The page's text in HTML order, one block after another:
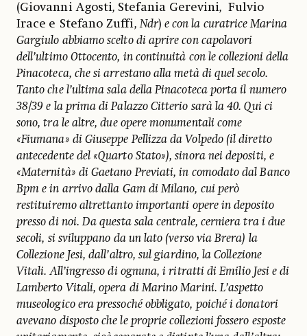
(Giovanni Agosti, Stefania Gerevini, Fulvio
Irace e Stefano Zuffi, Ndr) e con la curatrice Marina
Gargiulo abbiamo scelto di aprire con capolavori
dell’ultimo Ottocento, in continuità con le collezioni della
Pinacoteca, che si arrestano alla metà di quel secolo.
Tanto che l’ultima sala della Pinacoteca porta il numero
38/39 e la prima di Palazzo Citterio sarà la 40. Qui ci
sono, tra le altre, due opere monumentali come
«Fiumana» di Giuseppe Pellizza da Volpedo (il diretto
antecedente del «Quarto Stato»), sinora nei depositi, e
«Maternità» di Gaetano Previati, in comodato dal Banco
Bpm e in arrivo dalla Gam di Milano, cui però
restituiremo altrettanto importanti opere in deposito
presso di noi. Da questa sala centrale, cerniera tra i due
secoli, si sviluppano da un lato (verso via Brera) la
Collezione Jesi, dall’altro, sul giardino, la Collezione
Vitali. All’ingresso di ognuna, i ritratti di Emilio Jesi e di
Lamberto Vitali, opera di Marino Marini. L’aspetto
museologico era pressoché obbligato, poiché i donatori
avevano disposto che le proprie collezioni fossero esposte